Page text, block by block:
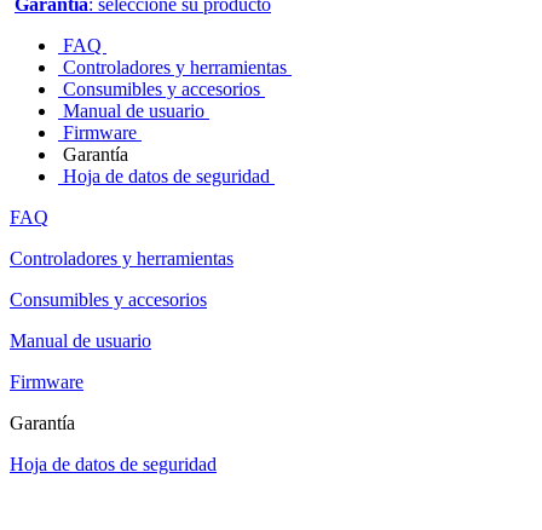
Garantía: seleccione su producto
FAQ
Controladores y herramientas
Consumibles y accesorios
Manual de usuario
Firmware
Garantía
Hoja de datos de seguridad
FAQ
Controladores y herramientas
Consumibles y accesorios
Manual de usuario
Firmware
Garantía
Hoja de datos de seguridad